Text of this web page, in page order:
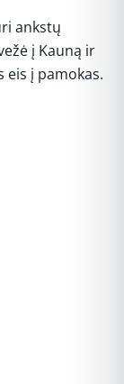
ankstų
į Kauną ir
eis į pamokas.